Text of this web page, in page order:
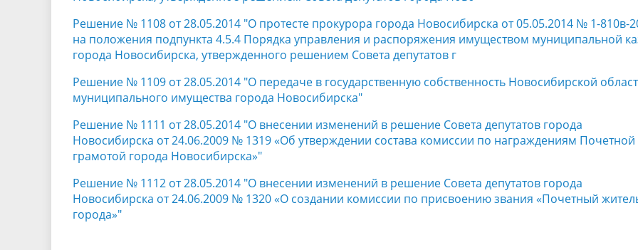
Решение № 1108 от 28.05.2014 "О протесте прокурора города Новосибирска от 05.05.2014 № 1-810в-
на положения подпункта 4.5.4 Порядка управления и распоряжения имуществом муниципальной
города Новосибирска, утвержденного решением Совета депутатов г
Решение № 1109 от 28.05.2014 "О передаче в государственную собственность Новосибирской
муниципального имущества города Новосибирска"
Решение № 1111 от 28.05.2014 "О внесении изменений в решение Совета депутатов города
Новосибирска от 24.06.2009 № 1319 «Об утверждении состава комиссии по награждениям Почетной
грамотой города Новосибирска»"
Решение № 1112 от 28.05.2014 "О внесении изменений в решение Совета депутатов города
Новосибирска от 24.06.2009 № 1320 «О создании комиссии по присвоению звания «Почетный
города»"